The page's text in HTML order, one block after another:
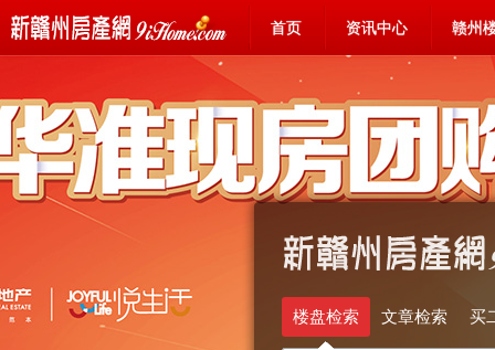
首页 资讯中心 赣州
楼盘检索 文章检索 买